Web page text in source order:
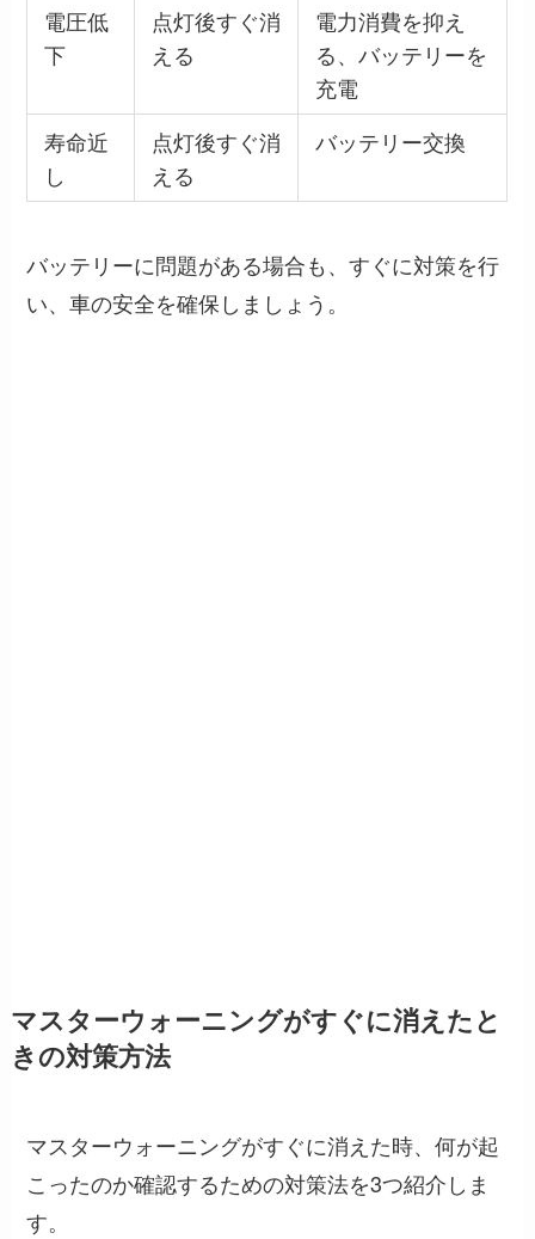
電圧低
下
点灯後すぐ消
える
電力消費を抑え
る、バッテリーを
充電
寿命近
し
点灯後すぐ消
える
バッテリー交換
バッテリーに問題がある場合も、すぐに対策を行
い、車の安全を確保しましょう。
マスターウォーニングがすぐに消えたと
きの対策方法
マスターウォーニングがすぐに消えた時、何が起
こったのか確認するための対策法を3つ紹介しま
す。